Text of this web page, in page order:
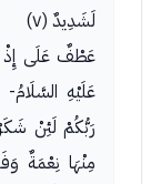
لَشَدِيدٌ (٧)
عَطْفٌ عَلَى إِذْ
عَلَيْهِ السَّلَامُ-
رَبُّكُمْ لَئِنْ
مِنْهَا نِعْمَةٌ